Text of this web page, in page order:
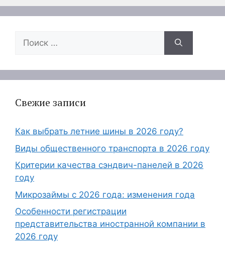
Поиск:
Свежие записи
Как выбрать летние шины в 2026 году?
Виды общественного транспорта в 2026 году
Критерии качества сэндвич-панелей в 2026
году
Микрозаймы с 2026 года: изменения года
Особенности регистрации
представительства иностранной компании в
2026 году